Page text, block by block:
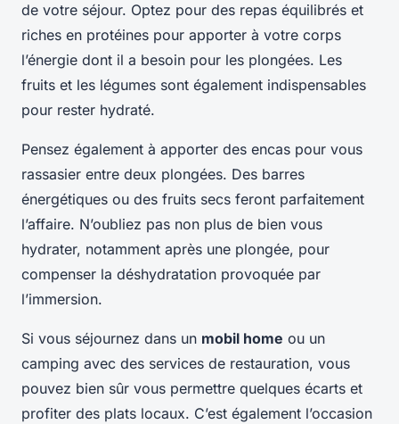
de votre séjour. Optez pour des repas équilibrés et
riches en protéines pour apporter à votre corps
l’énergie dont il a besoin pour les plongées. Les
fruits et les légumes sont également indispensables
pour rester hydraté.
Pensez également à apporter des encas pour vous
rassasier entre deux plongées. Des barres
énergétiques ou des fruits secs feront parfaitement
l’affaire. N’oubliez pas non plus de bien vous
hydrater, notamment après une plongée, pour
compenser la déshydratation provoquée par
l’immersion.
Si vous séjournez dans un mobil home ou un
camping avec des services de restauration, vous
pouvez bien sûr vous permettre quelques écarts et
profiter des plats locaux. C’est également l’occasion